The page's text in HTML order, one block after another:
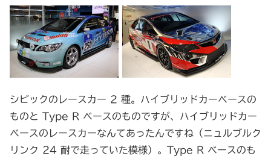
シビックのレースカー 2 種。ハイブリッドカーベースの
ものと Type R ベースのものですが、ハイブリッドカー
ベースのレースカーなんてあったんですね（ニュルブルク
リンク 24 耐で走っていた模様）。Type R ベースのも